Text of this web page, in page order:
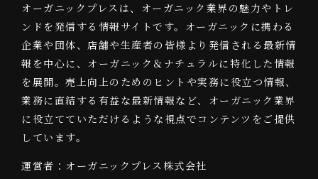
オーガニックプレスは、オーガニック業界の魅力やトレ
ンドを発信する情報サイトです。オーガニックに携わる
企業や団体、店舗や生産者の皆様より発信される最新情
報を中心に、オーガニック＆ナチュラルに特化した情報
を展開。売上向上のためのヒントや実務に役立つ情報、
業務に直結する有益な最新情報など、オーガニック業界
に役立てていただけるような視点でコンテンツをご提供
しています。
運営者：オーガニックプレス株式会社